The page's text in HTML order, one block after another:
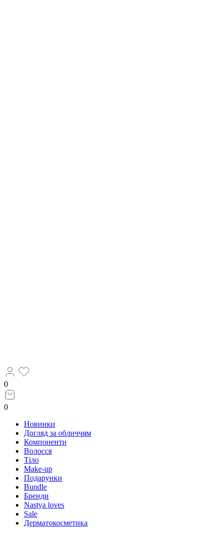
0
0
Новинки
Догляд за обличчям
Компоненти
Волосся
Тіло
Make-up
Подарунки
Bundle
Бренди
Nastya loves
Sale
Дерматокосметика